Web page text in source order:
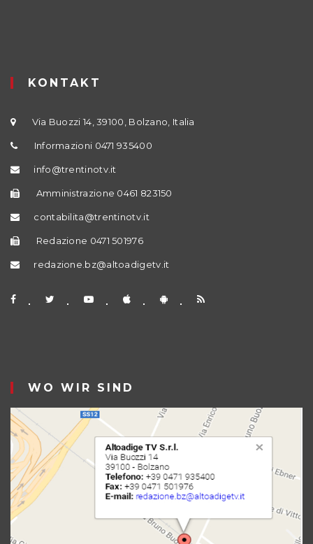
KONTAKT
Via Buozzi 14, 39100, Bolzano, Italia
Informazioni 0471 935400
info@trentinotv.it
Amministrazione 0461 823150
contabilita@trentinotv.it
Redazione 0471 501976
redazione.bz@altoadigetv.it
WO WIR SIND